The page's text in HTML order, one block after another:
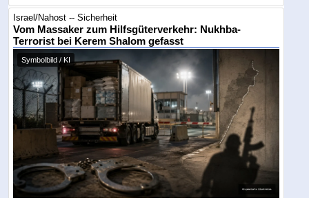
Israel/Nahost -- Sicherheit
Vom Massaker zum Hilfsgüterverkehr: Nukhba-
Terrorist bei Kerem Shalom gefasst
Symbolbild / KI